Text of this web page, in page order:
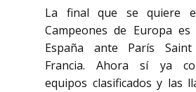
La final que se quiere
Campeones de Europa es
España ante París
Francia. Ahora sí ya
equipos clasificados y las